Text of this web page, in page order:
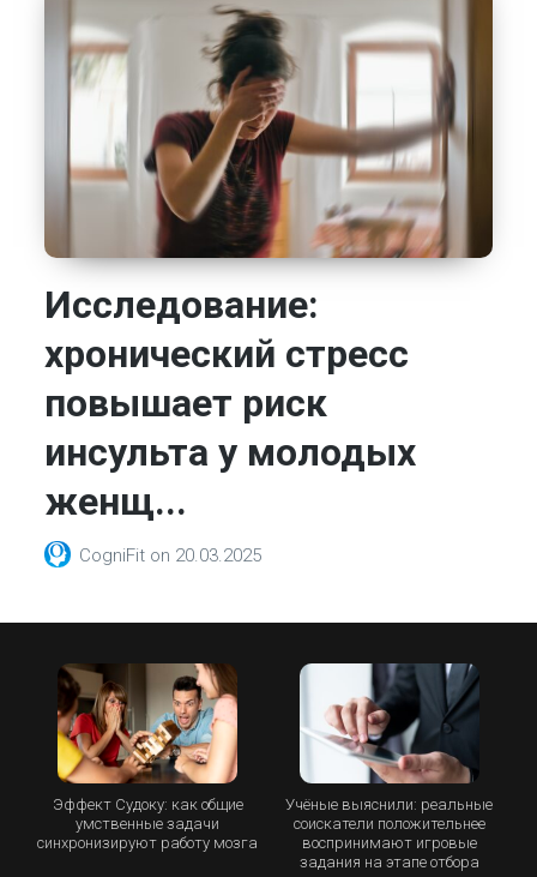
Исследование:
хронический стресс
повышает риск
инсульта у молодых
женщ...
CogniFit on 20.03.2025
Эффект Судоку: как общие
умственные задачи
синхронизируют работу мозга
Учёные выяснили: реальные
соискатели положительнее
воспринимают игровые
задания на этапе отбора